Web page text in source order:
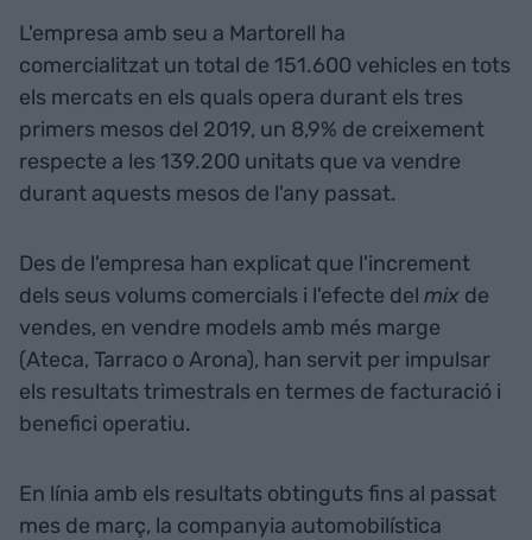
L'empresa amb seu a Martorell ha
comercialitzat un total de 151.600 vehicles en tots
els mercats en els quals opera durant els tres
primers mesos del 2019, un 8,9% de creixement
respecte a les 139.200 unitats que va vendre
durant aquests mesos de l'any passat.
Des de l'empresa han explicat que l'increment
dels seus volums comercials i l'efecte del mix de
vendes, en vendre models amb més marge
(Ateca, Tarraco o Arona), han servit per impulsar
els resultats trimestrals en termes de facturació i
benefici operatiu.
En línia amb els resultats obtinguts fins al passat
mes de març, la companyia automobilística